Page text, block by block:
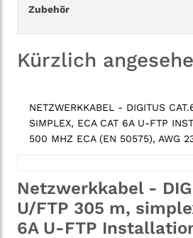
Zubehör
Kürzlich
NETZWERKKABEL - DIGITUS
SIMPLEX, ECA CAT 6A U-FTP
500 MHZ ECA (EN 50575), AWG
Netzwerkkabel -
U/FTP 305 m,
6A U-FTP